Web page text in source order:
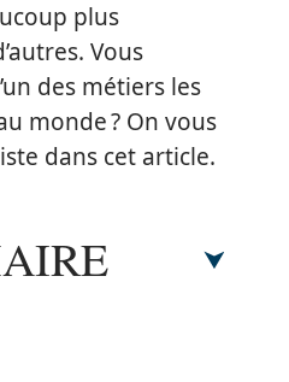
plus
Vous
des métiers les
monde ? On vous
dans cet article.